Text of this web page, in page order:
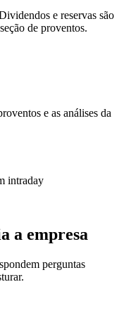
e reservas são
de proventos.
e as análises da
intraday
a empresa
perguntas